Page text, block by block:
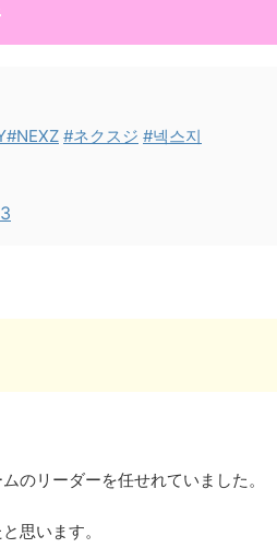
#NEXZ #ネクスジ #넥스지
のリーダーを任せれていました。
思います。